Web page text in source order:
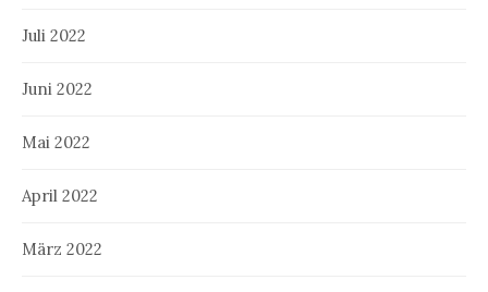
Juli 2022
Juni 2022
Mai 2022
April 2022
März 2022